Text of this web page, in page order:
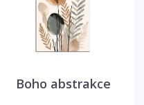
Boho abstrakce